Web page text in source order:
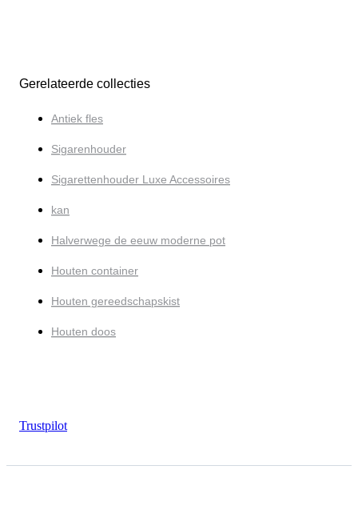
Gerelateerde collecties
Antiek fles
Sigarenhouder
Sigarettenhouder Luxe Accessoires
kan
Halverwege de eeuw moderne pot
Houten container
Houten gereedschapskist
Houten doos
Trustpilot